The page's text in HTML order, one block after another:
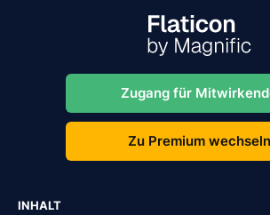
Zugang für
Zu Premium wechseln
INHALT